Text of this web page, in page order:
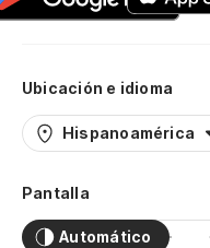
Ubicación e idioma
Hispanoamérica
Pantalla
Automático